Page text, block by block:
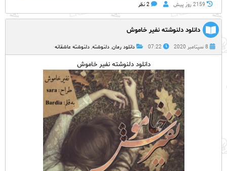
2159 روز پيش 2 نظر
دانلود دلنوشته نفیر خاموش
8 سپتامبر 2020 07:22 دانلود رمان, دلنوشته, دلنوشته عاشقانه
دانلود دلنوشته نفیر خاموش